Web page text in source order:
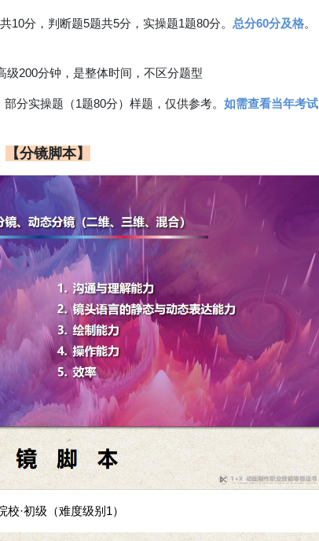
10分，判断题5题共5分，实操题1题80分。 总分60分及格。
级200分钟，是整体时间，不区分题型
分实操题（1题80分）样题，仅供参考。 如需查看当年考试
【分镜脚本】
校·初级（难度级别1）